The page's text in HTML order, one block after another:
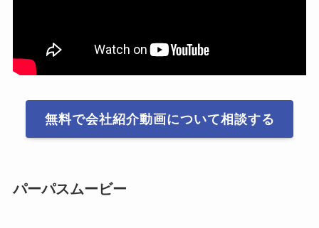
無料で会社紹介動画について相談する
パーパスムービー